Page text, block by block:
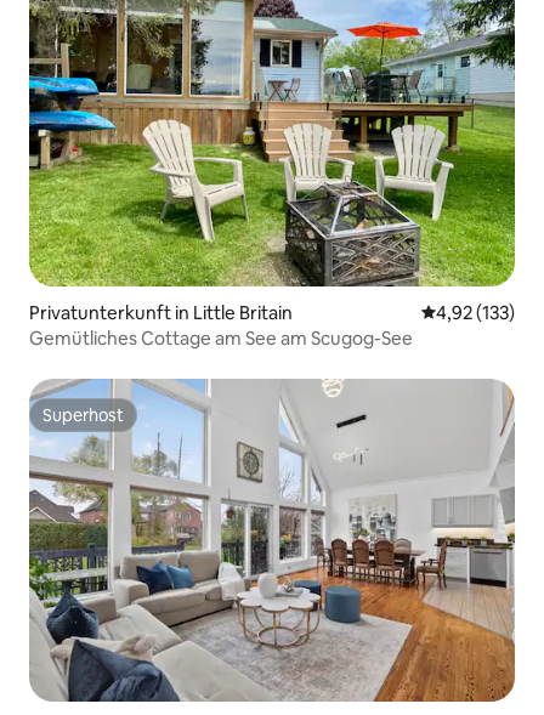
Privatunterkunft in Little Britain
4,92 (133)
Gemütliches Cottage am See am Scugog-See
Superhost
Superhost